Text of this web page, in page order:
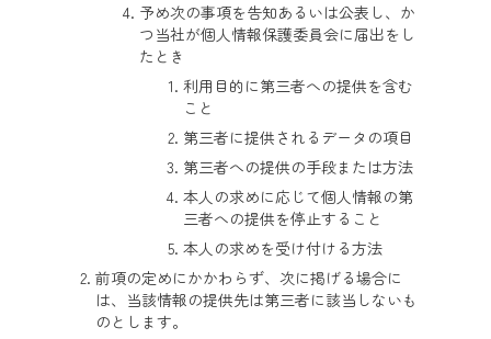
予め次の事項を告知あるいは公表し、か
つ当社が個人情報保護委員会に届出をし
たとき
利用目的に第三者への提供を含む
こと
第三者に提供されるデータの項目
第三者への提供の手段または方法
本人の求めに応じて個人情報の第
三者への提供を停止すること
本人の求めを受け付ける方法
前項の定めにかかわらず、次に掲げる場合に
は、当該情報の提供先は第三者に該当しないも
のとします。